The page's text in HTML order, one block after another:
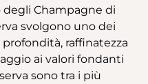
degli Champagne di
svolgono uno dei
raffinatezza
ai valori fondanti
sono tra i più